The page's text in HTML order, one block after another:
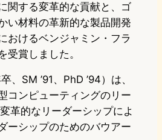
関する変革的な貢献と、ゴ
い材料の革新的な製品開発
おけるベンジャミン・フラ
受賞しました。
、SM ’91、PhD ’94）は、
コンピューティングのリー
革的なリーダーシップによ
ーシップのためのバウアー